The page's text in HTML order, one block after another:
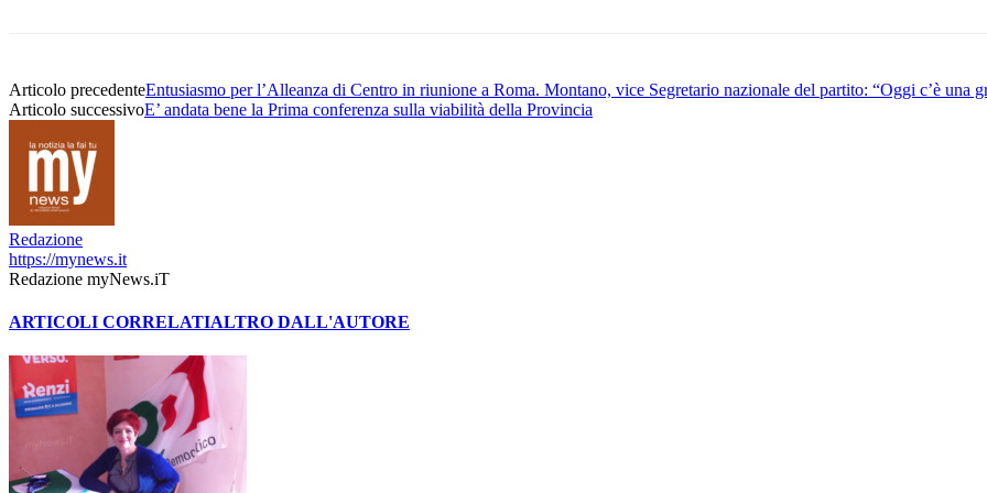
Articolo precedenteEntusiasmo per l’Alleanza di Centro in riunione a Roma. Montano, vice Segretario nazionale del partito: “Oggi c’è una
Articolo successivoE’ andata bene la Prima conferenza sulla viabilità della Provincia
Redazione
https://mynews.it
Redazione myNews.iT
ARTICOLI CORRELATIALTRO DALL'AUTORE